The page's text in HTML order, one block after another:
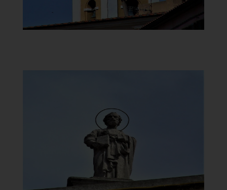
Carmelo
Statua sopra la Chiesa
Clicca per ingrandire